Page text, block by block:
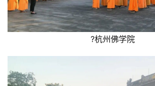
?杭州佛学院